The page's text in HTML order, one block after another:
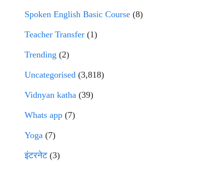
Spoken English Basic Course (8)
Teacher Transfer (1)
Trending (2)
Uncategorised (3,818)
Vidnyan katha (39)
Whats app (7)
Yoga (7)
इंटरनेट(3)